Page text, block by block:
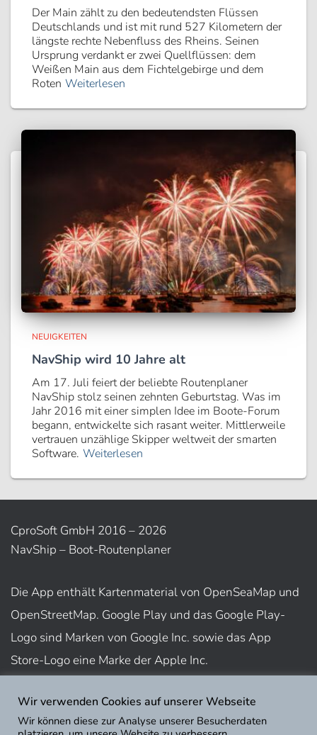
Der Main zählt zu den bedeutendsten Flüssen
Deutschlands und ist mit rund 527 Kilometern der
längste rechte Nebenfluss des Rheins. Seinen
Ursprung verdankt er zwei Quellflüssen: dem
Weißen Main aus dem Fichtelgebirge und dem
Roten Weiterlesen
NEUIGKEITEN
NavShip wird 10 Jahre alt
Am 17. Juli feiert der beliebte Routenplaner
NavShip stolz seinen zehnten Geburtstag. Was im
Jahr 2016 mit einer simplen Idee im Boote-Forum
begann, entwickelte sich rasant weiter. Mittlerweile
vertrauen unzählige Skipper weltweit der smarten
Software. Weiterlesen
CproSoft GmbH 2016 – 2026
NavShip – Boot-Routenplaner
Die App enthält Kartenmaterial von OpenSeaMap und
OpenStreetMap. Google Play und das Google Play-
Logo sind Marken von Google Inc. sowie das App
Store-Logo eine Marke der Apple Inc.
Nutzungsbedingungen
Impressum
Wir verwenden Cookies auf unserer Webseite
Wir können diese zur Analyse unserer Besucherdaten